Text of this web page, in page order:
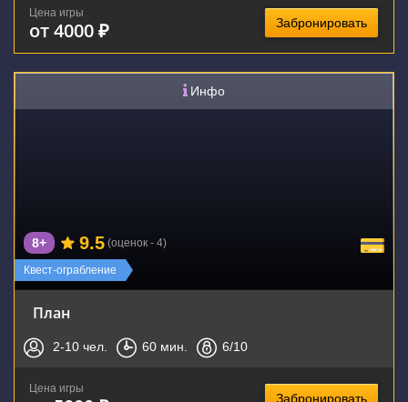
Цена игры
от 4000 ₽ Забронировать
Инфо
Квест-ограбление
8+ 9.5 (оценок - 4)
План
2-10 чел. 60 мин. 6/10
Цена игры
Забронировать